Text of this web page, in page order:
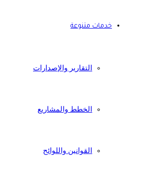
خدمات متنوعة
التقارير والإصدارات
الخطط والمشاريع
القوانين واللوائح